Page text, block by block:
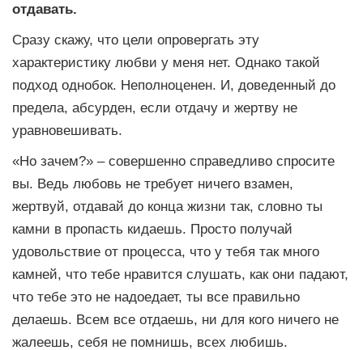
отдавать.
Сразу скажу, что цели опровергать эту
характеристику любви у меня нет. Однако такой
подход однобок. Неполноценен. И, доведенный до
предела, абсурден, если отдачу и жертву не
уравновешивать.
«Но зачем?» – совершенно справедливо спросите
вы. Ведь любовь не требует ничего взамен,
жертвуй, отдавай до конца жизни так, словно ты
камни в пропасть кидаешь. Просто получай
удовольствие от процесса, что у тебя так много
камней, что тебе нравится слушать, как они падают,
что тебе это не надоедает, ты все правильно
делаешь. Всем все отдаешь, ни для кого ничего не
жалеешь, себя не помнишь, всех любишь.